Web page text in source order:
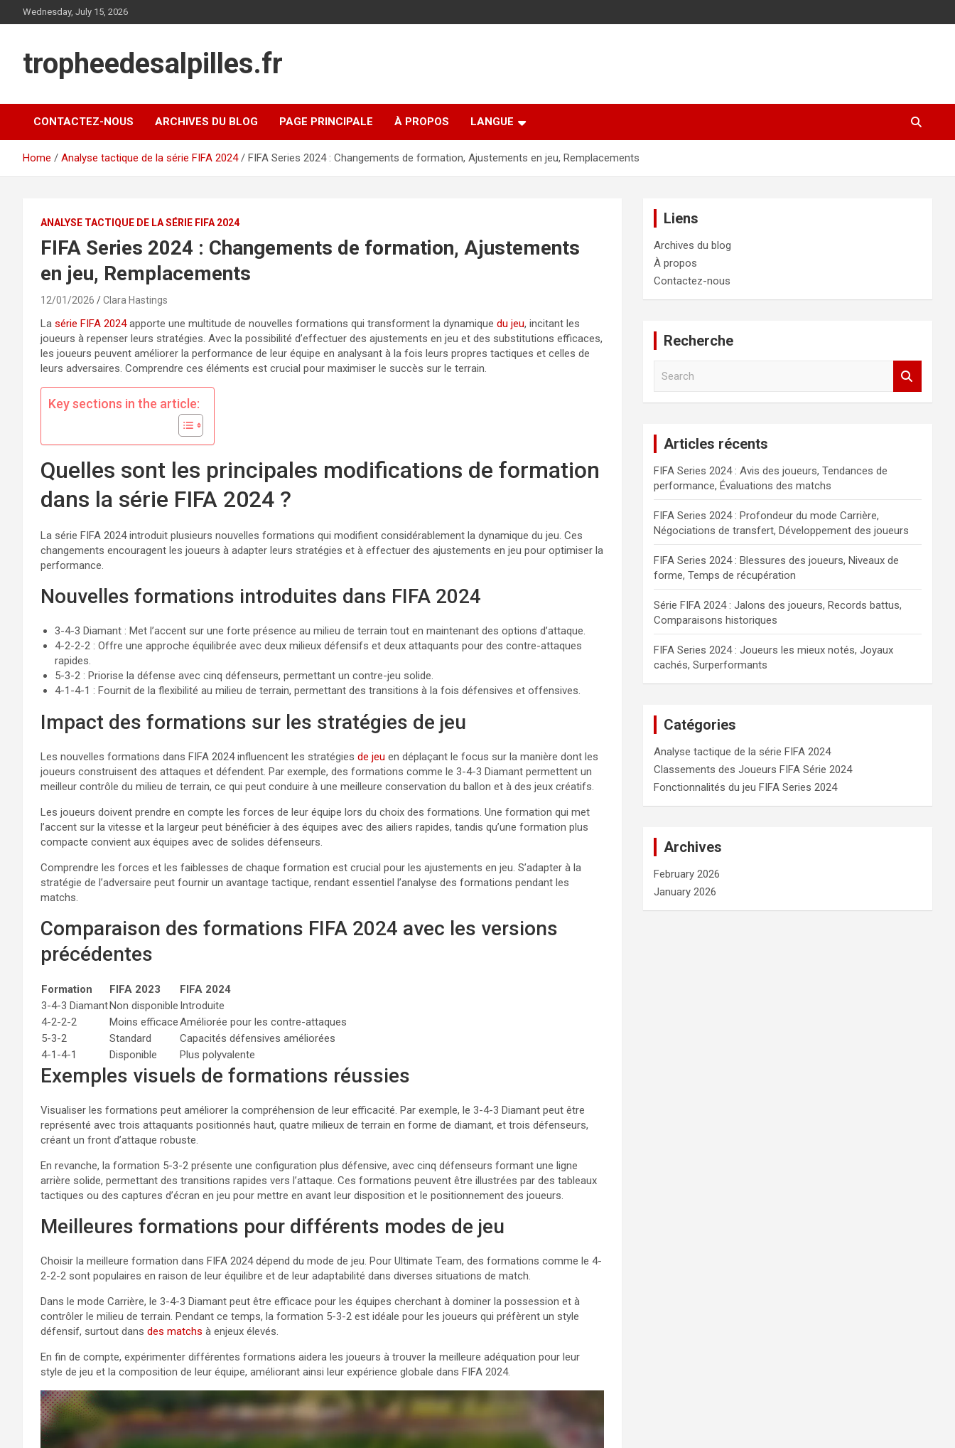
to
Wednesday, July 15, 2026
tropheedesalpilles.fr
CONTACTEZ-NOUS ARCHIVES DU BLOG PAGE PRINCIPALE À PROPOS LANGUE
Home Analyse tactique de la série FIFA 2024 FIFA Series 2024 : Changements de formation, Ajustements en jeu, Remplacements
ANALYSE TACTIQUE DE LA SÉRIE FIFA 2024
FIFA Series 2024 : Changements de formation, Ajustements
en jeu, Remplacements
12/01/2026 Clara Hastings
La série FIFA 2024apporte une multitude de nouvelles formations qui transforment la dynamique du jeu, incitant les
joueurs à repenser leurs stratégies. Avec la possibilité d’effectuer des ajustements en jeu et des substitutions efficaces,
les joueurs peuvent améliorer la performance de leur équipe en analysant à la fois leurs propres tactiques et celles de
leurs adversaires. Comprendre ces éléments est crucial pour maximiser le succès sur le terrain.
Key sections in the article:
Quelles sont les principales modifications de formation
dans la série FIFA 2024 ?
La série FIFA 2024 introduit plusieurs nouvelles formations qui modifient considérablement la dynamique du jeu. Ces
changements encouragent les joueurs à adapter leurs stratégies et à effectuer des ajustements en jeu pour optimiser la
performance.
Nouvelles formations introduites dans FIFA 2024
3-4-3 Diamant : Met l’accent sur une forte présence au milieu de terrain tout en maintenant des options d’attaque.
4-2-2-2 : Offre une approche équilibrée avec deux milieux défensifs et deux attaquants pour des contre-attaques
rapides.
5-3-2 : Priorise la défense avec cinq défenseurs, permettant un contre-jeu solide.
4-1-4-1 : Fournit de la flexibilité au milieu de terrain, permettant des transitions à la fois défensives et offensives.
Impact des formations sur les stratégies de jeu
Les nouvelles formations dans FIFA 2024 influencent les stratégies de jeu en déplaçant le focus sur la manière dont les
joueurs construisent des attaques et défendent. Par exemple, des formations comme le 3-4-3 Diamant permettent un
meilleur contrôle du milieu de terrain, ce qui peut conduire à une meilleure conservation du ballon et à des jeux créatifs.
Les joueurs doivent prendre en compte les forces de leur équipe lors du choix des formations. Une formation qui met
l’accent sur la vitesse et la largeur peut bénéficier à des équipes avec des ailiers rapides, tandis qu’une formation plus
compacte convient aux équipes avec de solides défenseurs.
Comprendre les forces et les faiblesses de chaque formation est crucial pour les ajustements en jeu. S’adapter à la
stratégie de l’adversaire peut fournir un avantage tactique, rendant essentiel l’analyse des formations pendant les
matchs.
Comparaison des formations FIFA 2024 avec les versions
précédentes
Formation FIFA 2023
FIFA 2024
3-4-3 DiamantNon disponible Introduite
4-2-2-2
Moins efficaceAméliorée pour les contre-attaques
5-3-2
Standard
Capacités défensives améliorées
4-1-4-1
Disponible Plus polyvalente
Exemples visuels de formations réussies
Visualiser les formations peut améliorer la compréhension de leur efficacité. Par exemple, le 3-4-3 Diamant peut être
représenté avec trois attaquants positionnés haut, quatre milieux de terrain en forme de diamant, et trois défenseurs,
créant un front d’attaque robuste.
En revanche, la formation 5-3-2 présente une configuration plus défensive, avec cinq défenseurs formant une ligne
arrière solide, permettant des transitions rapides vers l’attaque. Ces formations peuvent être illustrées par des tableaux
tactiques ou des captures d’écran en jeu pour mettre en avant leur disposition et le positionnement des joueurs.
Meilleures formations pour différents modes de jeu
Choisir la meilleure formation dans FIFA 2024 dépend du mode de jeu. Pour Ultimate Team, des formations comme le 4-
2-2-2 sont populaires en raison de leur équilibre et de leur adaptabilité dans diverses situations de match.
Dans le mode Carrière, le 3-4-3 Diamant peut être efficace pour les équipes cherchant à dominer la possession et à
contrôler le milieu de terrain. Pendant ce temps, la formation 5-3-2 est idéale pour les joueurs qui préfèrent un style
défensif, surtout dans des matchs à enjeux élevés.
En fin de compte, expérimenter différentes formations aidera les joueurs à trouver la meilleure adéquation pour leur
style de jeu et la composition de leur équipe, améliorant ainsi leur expérience globale dans FIFA 2024.
Liens
Archives du blog
À propos
Contactez-nous
Recherche
Articles récents
FIFA Series 2024 : Avis des joueurs, Tendances de
performance, Évaluations des matchs
FIFA Series 2024 : Profondeur du mode Carrière,
Négociations de transfert, Développement des joueurs
FIFA Series 2024 : Blessures des joueurs, Niveaux de
forme, Temps de récupération
Série FIFA 2024 : Jalons des joueurs, Records battus,
Comparaisons historiques
FIFA Series 2024 : Joueurs les mieux notés, Joyaux
cachés, Surperformants
Catégories
Analyse tactique de la série FIFA 2024
Classements des Joueurs FIFA Série 2024
Fonctionnalités du jeu FIFA Series 2024
Archives
February 2026
January 2026